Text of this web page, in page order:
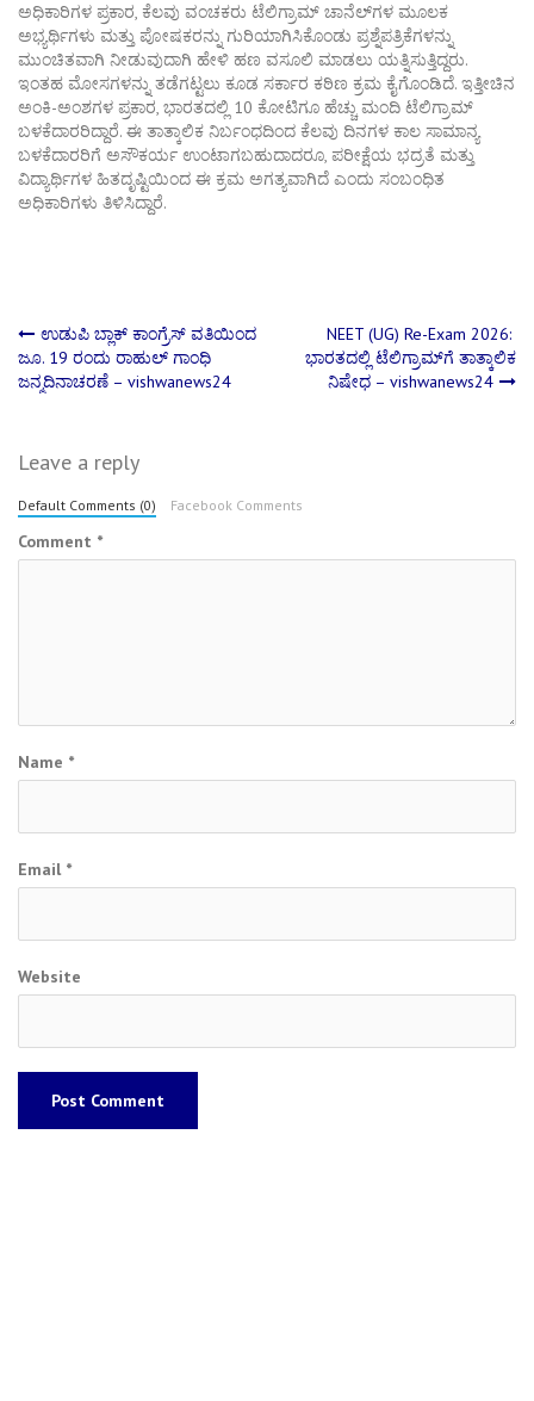
ಅಧಿಕಾರಿಗಳ ಪ್ರಕಾರ, ಕೆಲವು ವಂಚಕರು ಟೆಲಿಗ್ರಾಮ್ ಚಾನೆಲ್‌ಗಳ ಮೂಲಕ
ಅಭ್ಯರ್ಥಿಗಳು ಮತ್ತು ಪೋಷಕರನ್ನು ಗುರಿಯಾಗಿಸಿಕೊಂಡು ಪ್ರಶ್ನೆಪತ್ರಿಕೆಗಳನ್ನು
ಮುಂಚಿತವಾಗಿ ನೀಡುವುದಾಗಿ ಹೇಳಿ ಹಣ ವಸೂಲಿ ಮಾಡಲು ಯತ್ನಿಸುತ್ತಿದ್ದರು.
ಇಂತಹ ಮೋಸಗಳನ್ನು ತಡೆಗಟ್ಟಲು ಕೂಡ ಸರ್ಕಾರ ಕಠಿಣ ಕ್ರಮ ಕೈಗೊಂಡಿದೆ. ಇತ್ತೀಚಿನ
ಅಂಕಿ-ಅಂಶಗಳ ಪ್ರಕಾರ, ಭಾರತದಲ್ಲಿ 10 ಕೋಟಿಗೂ ಹೆಚ್ಚು ಮಂದಿ ಟೆಲಿಗ್ರಾಮ್
ಬಳಕೆದಾರರಿದ್ದಾರೆ. ಈ ತಾತ್ಕಾಲಿಕ ನಿರ್ಬಂಧದಿಂದ ಕೆಲವು ದಿನಗಳ ಕಾಲ ಸಾಮಾನ್ಯ
ಬಳಕೆದಾರರಿಗೆ ಅಸೌಕರ್ಯ ಉಂಟಾಗಬಹುದಾದರೂ, ಪರೀಕ್ಷೆಯ ಭದ್ರತೆ ಮತ್ತು
ವಿದ್ಯಾರ್ಥಿಗಳ ಹಿತದೃಷ್ಟಿಯಿಂದ ಈ ಕ್ರಮ ಅಗತ್ಯವಾಗಿದೆ ಎಂದು ಸಂಬಂಧಿತ
ಅಧಿಕಾರಿಗಳು ತಿಳಿಸಿದ್ದಾರೆ.
Post
navigation
ಉಡುಪಿ ಬ್ಲಾಕ್ ಕಾಂಗ್ರೆಸ್ ವತಿಯಿಂದ
ಜೂ. 19 ರಂದು ರಾಹುಲ್ ಗಾಂಧಿ
ಜನ್ಮದಿನಾಚರಣೆ – vishwanews24
NEET (UG) Re-Exam 2026:
ಭಾರತದಲ್ಲಿ ಟೆಲಿಗ್ರಾಮ್‌ಗೆ ತಾತ್ಕಾಲಿಕ
ನಿಷೇಧ – vishwanews24
Leave a reply
Default Comments (0) Facebook Comments
Comment *
Name *
Email *
Website